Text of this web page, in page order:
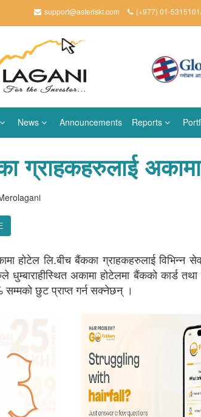
support@asteriskt.com (+977) 01-
News Announcements Reports
ग्राहकहरुलाई
होटेल लि.बीच बैंकका ग्राहकहरुलाई विभिन्न
अकामा होटेलमा बैंकको कार्ड
छुट प्राप्त गर्न सक्नेछन् ।